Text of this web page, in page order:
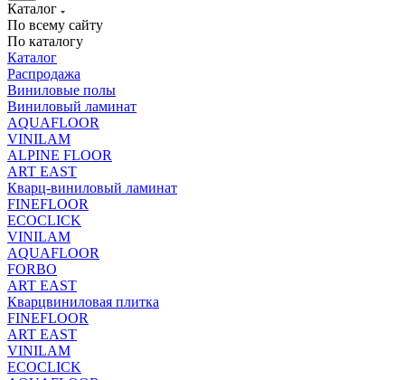
Каталог
По всему сайту
По каталогу
Каталог
Распродажа
Виниловые полы
Виниловый ламинат
AQUAFLOOR
VINILAM
ALPINE FLOOR
ART EAST
Кварц-виниловый ламинат
FINEFLOOR
ECOCLICK
VINILAM
AQUAFLOOR
FORBO
ART EAST
Кварцвиниловая плитка
FINEFLOOR
ART EAST
VINILAM
ECOCLICK